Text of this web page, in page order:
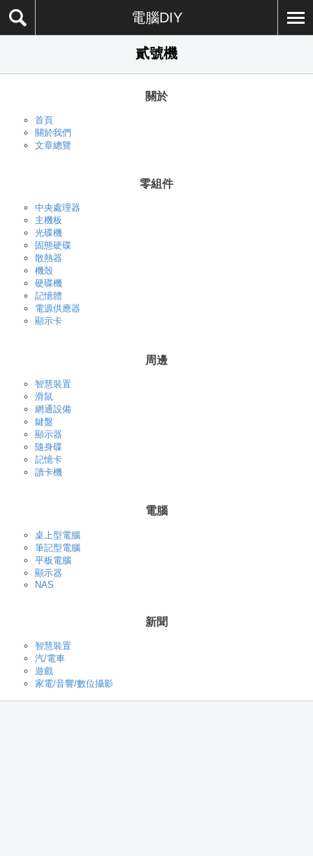
電腦DIY
貳號機
關於
首頁
關於我們
文章總覽
零組件
中央處理器
主機板
光碟機
固態硬碟
散熱器
機殼
硬碟機
記憶體
電源供應器
顯示卡
周邊
智慧裝置
滑鼠
網通設備
鍵盤
顯示器
隨身碟
記憶卡
讀卡機
電腦
桌上型電腦
筆記型電腦
平板電腦
顯示器
NAS
新聞
智慧裝置
汽/電車
遊戲
家電/音響/數位攝影